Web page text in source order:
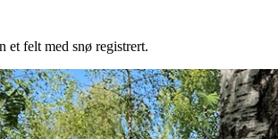
et felt med snø registrert.